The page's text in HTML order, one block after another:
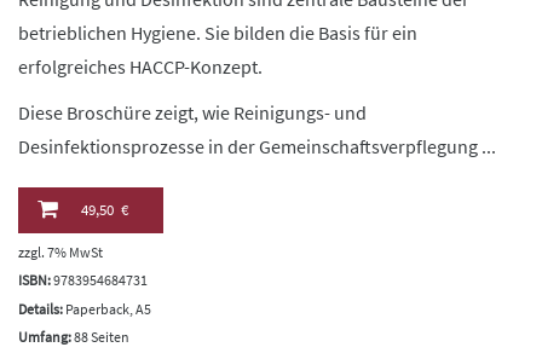
betrieblichen Hygiene. Sie bilden die Basis für ein
erfolgreiches HACCP-Konzept.
Diese Broschüre zeigt, wie Reinigungs- und
Desinfektionsprozesse in der Gemeinschaftsverpflegung ...
49,50 €
zzgl. 7% MwSt
ISBN:9783954684731
Details: Paperback, A5
Umfang:88 Seiten